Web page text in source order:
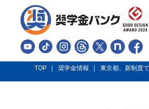
TOP 奨学金情報 東京都、新制度